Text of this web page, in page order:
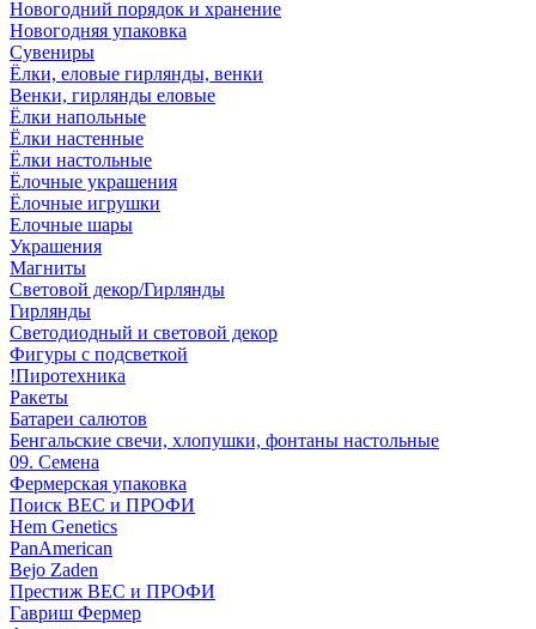
Новогодний порядок и хранение
Новогодняя упаковка
Сувениры
Ёлки, еловые гирлянды, венки
Венки, гирлянды еловые
Ёлки напольные
Ёлки настенные
Ёлки настольные
Ёлочные украшения
Ёлочные игрушки
Елочные шары
Украшения
Магниты
Световой декор/Гирлянды
Гирлянды
Светодиодный и световой декор
Фигуры с подсветкой
!Пиротехника
Ракеты
Батареи салютов
Бенгальские свечи, хлопушки, фонтаны настольные
09. Семена
Фермерская упаковка
Поиск ВЕС и ПРОФИ
Hem Genetics
PanAmerican
Bejo Zaden
Престиж ВЕС и ПРОФИ
Гавриш Фермер